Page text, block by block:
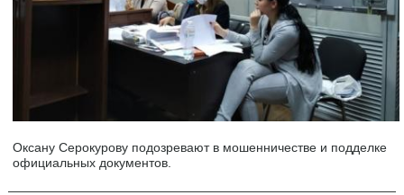
Оксану Серокурову подозревают в мошенничестве и подделке
официальных документов.